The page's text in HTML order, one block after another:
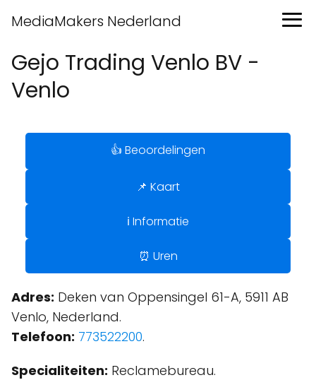
MediaMakers Nederland
Gejo Trading Venlo BV -
Venlo
👍 Beoordelingen
📌 Kaart
ℹ️ Informatie
⏰ Uren
Adres: Deken van Oppensingel 61-A, 5911 AB
Venlo, Nederland.
Telefoon: 773522200.
Specialiteiten: Reclamebureau.